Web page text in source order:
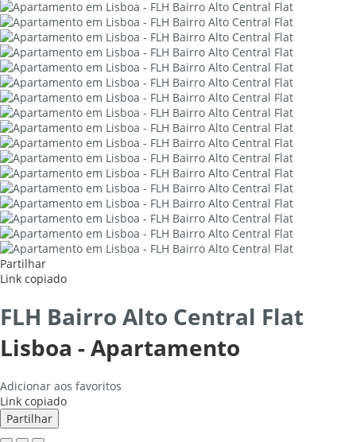
Partilhar
Link copiado
FLH Bairro Alto Central Flat
Lisboa -Apartamento
Adicionar aos favoritos
Link copiado
Partilhar